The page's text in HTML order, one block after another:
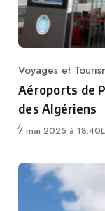
Category
Voyages et
Aéroports de
des Algériens
7 mai 2025 à 18:40